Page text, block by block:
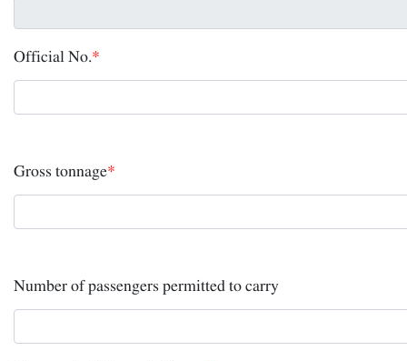
Official No.*
Gross tonnage*
Number of passengers permitted to carry